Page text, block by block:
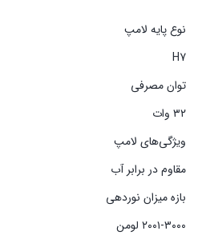
نوع پایه لامپ
H7
توان مصرفی
۳۲ وات
ویژگی‌های لامپ
مقاوم در برابر آب
بازه میزان نوردهی
۲۰۰۱-۳۰۰۰ لومن